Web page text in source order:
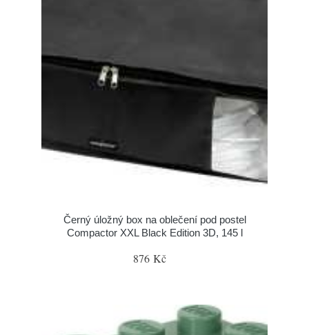
Černý úložný box na oblečení pod postel
Compactor XXL Black Edition 3D, 145 l
876 Kč